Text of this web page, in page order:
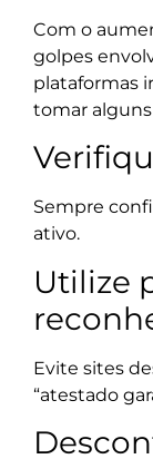
Com o
golpes
plataformas
tomar
Sempre
ativo.
Utilize
Evite sites
“atestado